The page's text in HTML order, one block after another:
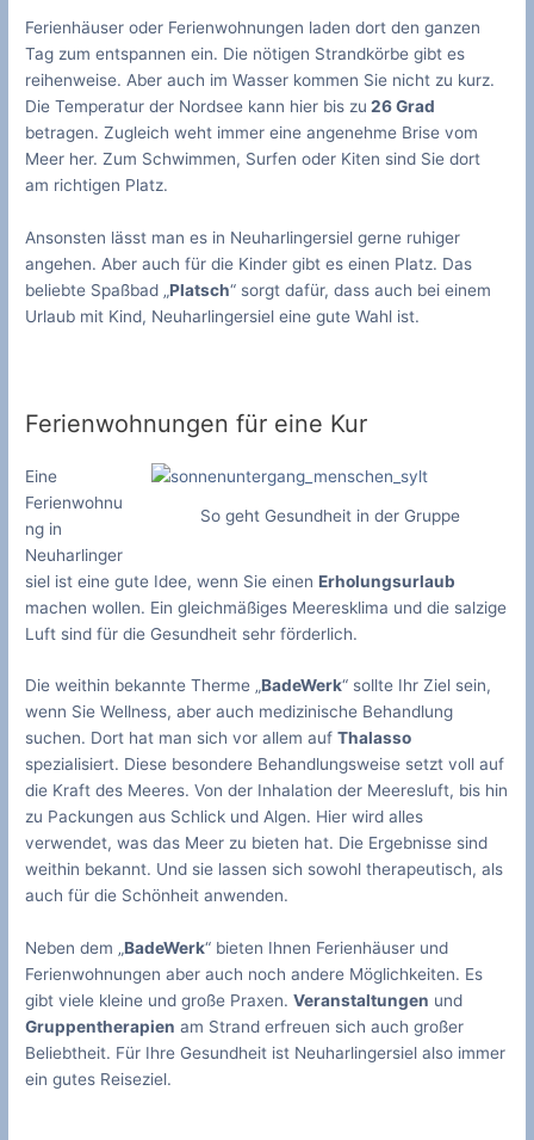
Ferienhäuser oder Ferienwohnungen laden dort den ganzen
Tag zum entspannen ein. Die nötigen Strandkörbe gibt es
reihenweise. Aber auch im Wasser kommen Sie nicht zu kurz.
Die Temperatur der Nordsee kann hier bis zu 26 Grad
betragen. Zugleich weht immer eine angenehme Brise vom
Meer her. Zum Schwimmen, Surfen oder Kiten sind Sie dort
am richtigen Platz.
Ansonsten lässt man es in Neuharlingersiel gerne ruhiger
angehen. Aber auch für die Kinder gibt es einen Platz. Das
beliebte Spaßbad „Platsch“ sorgt dafür, dass auch bei einem
Urlaub mit Kind, Neuharlingersiel eine gute Wahl ist.
Ferienwohnungen für eine Kur
So geht Gesundheit in der Gruppe
Eine
Ferienwohnu
ng in
Neuharlinger
siel ist eine gute Idee, wenn Sie einenErholungsurlaub
machen wollen. Ein gleichmäßiges Meeresklima und die salzige
Luft sind für die Gesundheit sehr förderlich.
Die weithin bekannte Therme „BadeWerk“ sollte Ihr Ziel sein,
wenn Sie Wellness, aber auch medizinische Behandlung
suchen. Dort hat man sich vor allem aufThalasso
spezialisiert. Diese besondere Behandlungsweise setzt voll auf
die Kraft des Meeres. Von der Inhalation der Meeresluft, bis hin
zu Packungen aus Schlick und Algen. Hier wird alles
verwendet, was das Meer zu bieten hat. Die Ergebnisse sind
weithin bekannt. Und sie lassen sich sowohl therapeutisch, als
auch für die Schönheit anwenden.
Neben dem „BadeWerk“ bieten Ihnen Ferienhäuser und
Ferienwohnungen aber auch noch andere Möglichkeiten. Es
gibt viele kleine und große Praxen.Veranstaltungen und
Gruppentherapien am Strand erfreuen sich auch großer
Beliebtheit. Für Ihre Gesundheit ist Neuharlingersiel also immer
ein gutes Reiseziel.